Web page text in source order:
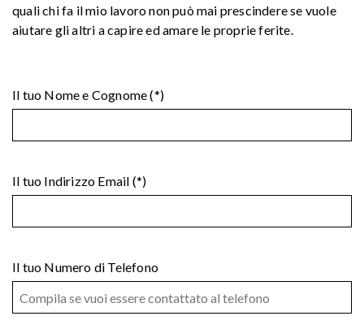
quali chi fa il mio lavoro non può mai prescindere se vuole
aiutare gli altri a capire ed amare le proprie ferite.
Il tuo Nome e Cognome (*)
Il tuo Indirizzo Email (*)
Il tuo Numero di Telefono